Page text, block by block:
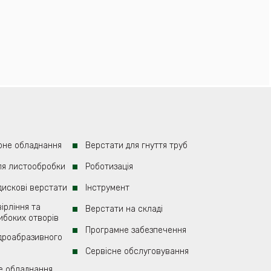
обладнання
листообробки
верстати
та
отворів
Верстати для гнуття труб
Роботизація
Iнструмент
Верстати на складі
Програмне забезпечення
Сервісне обслуговування